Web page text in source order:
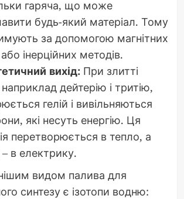
гаряча, що може
будь-який матеріал. Тому
за допомогою магнітних
інерційних методів.
вихід:При злитті
дейтерію і тритію,
гелій і вивільняються
які несуть енергію. Ця
перетворюється в тепло, а
– в електрику.
видом палива для
синтезу є ізотопи водню: